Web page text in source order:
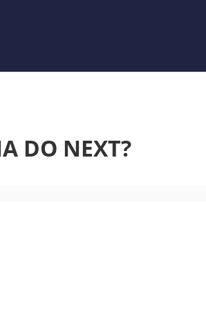
DO NEXT?